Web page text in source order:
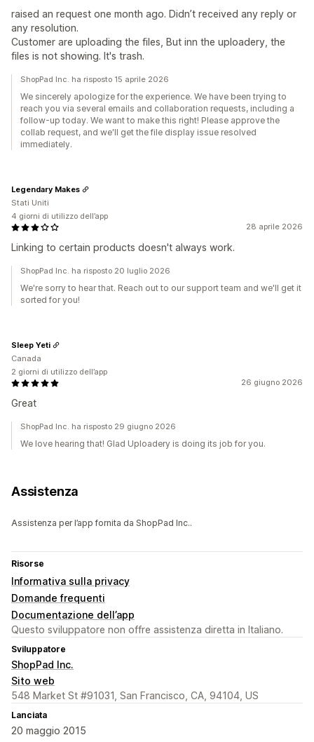
raised an request one month ago. Didn’t received any reply or
any resolution.
Customer are uploading the files, But inn the uploadery, the
files is not showing. It's trash.
ShopPad Inc. ha risposto 15 aprile 2026
We sincerely apologize for the experience. We have been trying to
reach you via several emails and collaboration requests, including a
follow-up today. We want to make this right! Please approve the
collab request, and we'll get the file display issue resolved
immediately.
28 aprile 2026
Linking to certain products doesn't always work.
Legendary Makes
Stati Uniti
4 giorni di utilizzo dell’app
ShopPad Inc. ha risposto 20 luglio 2026
We're sorry to hear that. Reach out to our support team and we'll get it
sorted for you!
26 giugno 2026
Great
Sleep Yeti
Canada
2 giorni di utilizzo dell’app
ShopPad Inc. ha risposto 29 giugno 2026
We love hearing that! Glad Uploadery is doing its job for you.
Assistenza
Assistenza per l’app fornita da ShopPad Inc..
Risorse
Informativa sulla privacy
Domande frequenti
Documentazione dell’app
Questo sviluppatore non offre assistenza diretta in Italiano.
Sviluppatore
ShopPad Inc.
Sito web
548 Market St #91031, San Francisco, CA, 94104, US
Lanciata
20 maggio 2015